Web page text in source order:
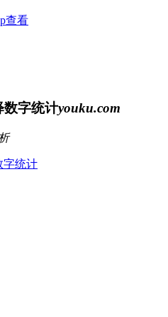
查看
数字统计youku.com